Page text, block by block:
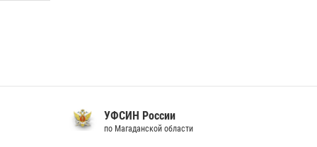
УФСИН России
по Магаданской области